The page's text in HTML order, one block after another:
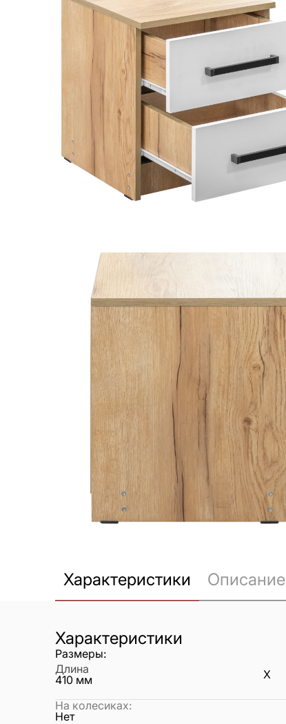
Характеристики Описание
Характеристики
Размеры:
Длина
410 мм X
На колесиках:
Нет